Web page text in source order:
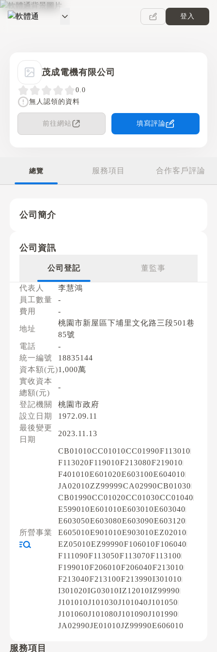
軟體通
登入
茂成電機有限公司
0.0
無人認領的資料
前往網站 填寫評論
總覽 服務項目 合作客戶評論
公司簡介
公司資訊
公司登記 董監事
代表人
李慧鴻
員工數量
-
費用
-
地址
桃園市新屋區下埔里文化路三段501巷
85號
電話
-
統一編號
18835144
資本額(元)1,000萬
實收資本
總額(元)
-
登記機關
桃園市政府
設立日期
1972.09.11
最後變更
日期
2023.11.13
所營事業
CB01010CC01010CC01990F113010
F113020F119010F213080F219010
F401010E601020E603100E604010
JA02010ZZ99999CA02990CB01030
CB01990CC01020CC01030CC01040
E599010E601010E603010E603040
E603050E603080E603090E603120
E605010E901010E903010EZ02010
EZ05010EZ99990F106010F106040
F111090F113050F113070F113100
F199010F206010F206040F213010
F213040F213100F213990I301010
I301020IG03010IZ12010IZ99990
J101010J101030J101040J101050
J101060J101080J101090J101990
JA02990JE01010JZ99990E606010
服務項目